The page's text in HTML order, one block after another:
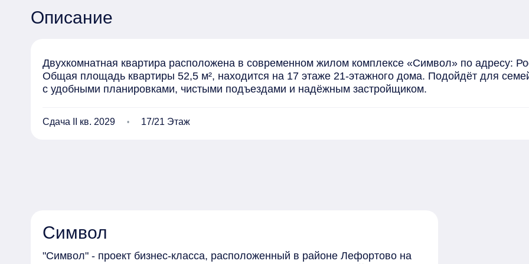
Описание
Двухкомнатная квартира расположена в современном жилом комплексе «Символ» по адресу:
Общая площадь квартиры 52,5 м², находится на 17 этаже 21-этажного дома. Подойдёт для
с удобными планировками, чистыми подъездами и надёжным застройщиком.
Сдача II кв. 2029 17/21 Этаж
Символ
"Символ" - проект бизнес-класса, расположенный в районе Лефортово на